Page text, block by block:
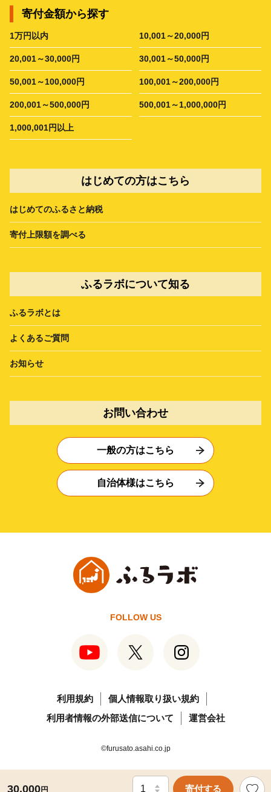
30,000円 寄付する
寄付金額から探す
1万円以内 10,001～20,000円
20,001～30,000円 30,001～50,000円
50,001～100,000円 100,001～200,000円
200,001～500,000円 500,001～1,000,000円
1,000,001円以上
はじめての方はこちら
はじめてのふるさと納税
寄付上限額を調べる
ふるラボについて知る
ふるラボとは
よくあるご質問
お知らせ
お問い合わせ
一般の方はこちら
自治体様はこちら
FOLLOW US
利用規約
個人情報取り扱い規約
利用者情報の外部送信について
運営会社
©furusato.asahi.co.jp